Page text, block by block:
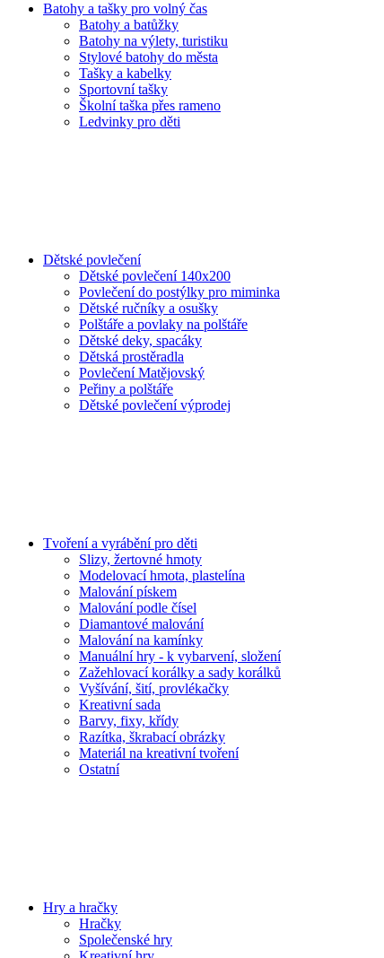
Batohy a tašky pro volný čas
Batohy a batůžky
Batohy na výlety, turistiku
Stylové batohy do města
Tašky a kabelky
Sportovní tašky
Školní taška přes rameno
Ledvinky pro děti
Dětské povlečení
Dětské povlečení 140x200
Povlečení do postýlky pro miminka
Dětské ručníky a osušky
Polštáře a povlaky na polštáře
Dětské deky, spacáky
Dětská prostěradla
Povlečení Matějovský
Peřiny a polštáře
Dětské povlečení výprodej
Tvoření a vyrábění pro děti
Slizy, žertovné hmoty
Modelovací hmota, plastelína
Malování pískem
Malování podle čísel
Diamantové malování
Malování na kamínky
Manuální hry - k vybarvení, složení
Zažehlovací korálky a sady korálků
Vyšívání, šití, provlékačky
Kreativní sada
Barvy, fixy, křídy
Razítka, škrabací obrázky
Materiál na kreativní tvoření
Ostatní
Hry a hračky
Hračky
Společenské hry